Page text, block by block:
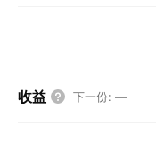
收益 下一份: —